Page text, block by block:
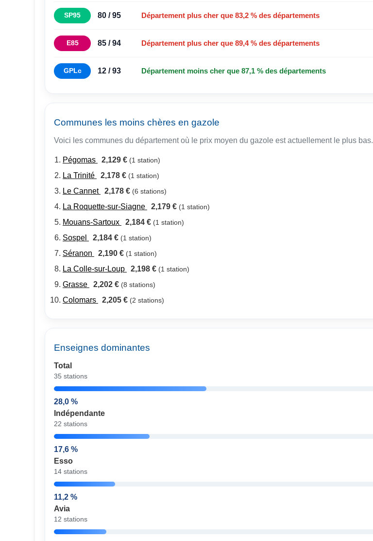
SP95 80 / 95 Département plus cher que 83,2 % des départements
E85 85 / 94 Département plus cher que 89,4 % des départements
GPLc 12 / 93 Département moins cher que 87,1 % des départements
Communes les moins chères en gazole
Voici les communes du département où le prix moyen du gazole est actuellement le plus bas.
Pégomas 2,129 € (1 station)
La Trinité 2,178 € (1 station)
Le Cannet 2,178 € (6 stations)
La Roquette-sur-Siagne 2,179 € (1 station)
Mouans-Sartoux 2,184 € (1 station)
Sospel 2,184 € (1 station)
Séranon 2,190 € (1 station)
La Colle-sur-Loup 2,198 € (1 station)
Grasse 2,202 € (8 stations)
Colomars 2,205 € (2 stations)
Enseignes dominantes
Total
35 stations
28,0 %
Indépendante
22 stations
17,6 %
Esso
14 stations
11,2 %
Avia
12 stations